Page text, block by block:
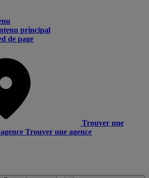
principal
de page
Trouver une
Trouver une agence